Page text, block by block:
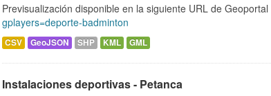
Previsualización disponible en la siguiente URL de Geoportal
gplayers=deporte-badminton
CSV GeoJSON SHP KML GML
Instalaciones deportivas - Petanca